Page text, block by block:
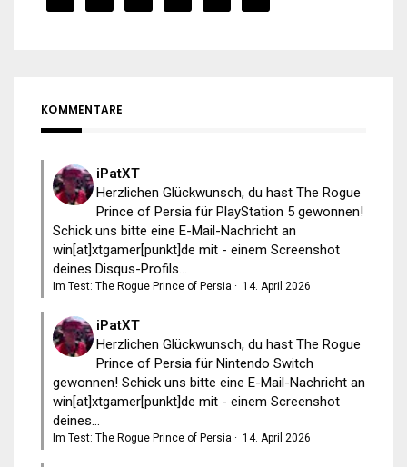
KOMMENTARE
iPatXT
Herzlichen Glückwunsch, du hast The Rogue
Prince of Persia für PlayStation 5 gewonnen!
Schick uns bitte eine E-Mail-Nachricht an
win[at]xtgamer[punkt]de mit - einem Screenshot
deines Disqus-Profils...
Im Test: The Rogue Prince of Persia · 14. April 2026
iPatXT
Herzlichen Glückwunsch, du hast The Rogue
Prince of Persia für Nintendo Switch
gewonnen! Schick uns bitte eine E-Mail-Nachricht an
win[at]xtgamer[punkt]de mit - einem Screenshot
deines...
Im Test: The Rogue Prince of Persia · 14. April 2026